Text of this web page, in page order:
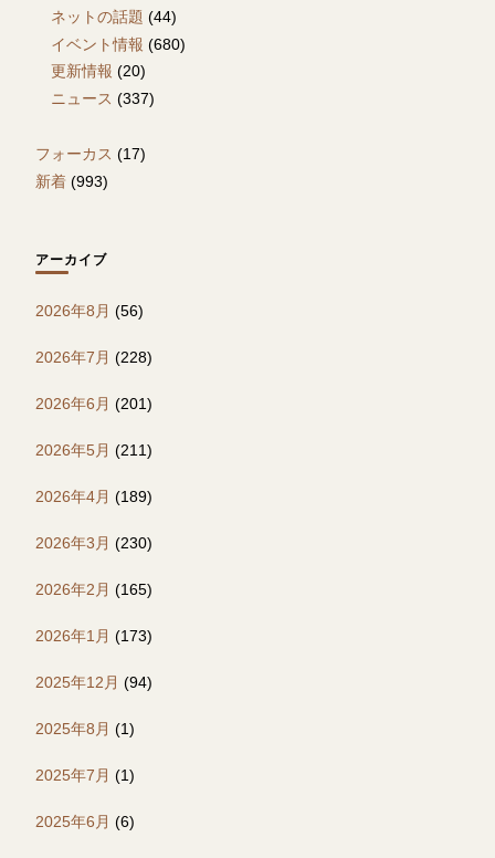
ネットの話題 (44)
イベント情報 (680)
更新情報 (20)
ニュース (337)
フォーカス (17)
新着 (993)
アーカイブ
2026年8月 (56)
2026年7月 (228)
2026年6月 (201)
2026年5月 (211)
2026年4月 (189)
2026年3月 (230)
2026年2月 (165)
2026年1月 (173)
2025年12月 (94)
2025年8月 (1)
2025年7月 (1)
2025年6月 (6)